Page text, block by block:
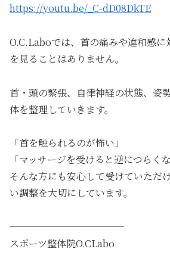
https://youtu.be/_C-dD08DkTE
O.C.Laboでは、首の痛みや違和感に
を見ることはありません。
首・頭の緊張、自律神経の状態、姿
体を整理していきます。
「首を触られるのが怖い」
「マッサージを受けると逆につらくな
そんな方にも安心して受けていただ
い調整を大切にしています。
────────────
スポーツ整体院O.CLabo